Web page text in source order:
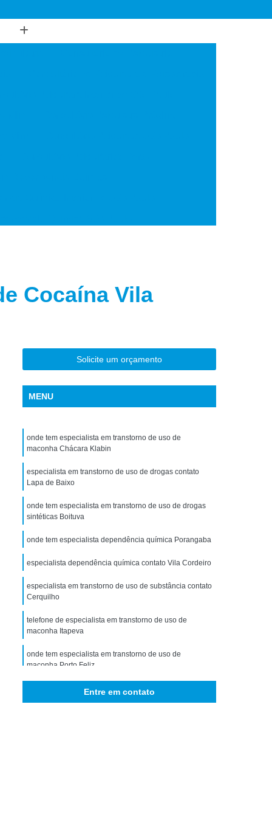
de Uso de Cocaína
de Uso de Ketamina
de Uso de Metanfetamina
de Uso de Substância
de Uso de êxtase
Tratamento de Ansiedade
Tratamento para Ansiedade e Depressão
Interior de São Paulo
Tratamento para Crise de Ansiedade
Transtorno de Ansiedade
de Ansiedade Generalizada
para Ansiedade
em Dependência
em Dependência de Drogas
em Dependência de álcool
Psiquiátrica
em Dependência
em Dependência de Drogas
em Dependência Drogas Sintéticas
Cocaína Vila
Solicite um orçamento
MENU
onde tem especialista em transtorno de uso de
maconha Chácara Klabin
especialista em transtorno de uso de drogas contato
Lapa de Baixo
onde tem especialista em transtorno de uso de drogas
sintéticas Boituva
onde tem especialista dependência química Porangaba
especialista dependência química contato Vila Cordeiro
especialista em transtorno de uso de substância contato
Cerquilho
telefone de especialista em transtorno de uso de
maconha Itapeva
onde tem especialista em transtorno de uso de
maconha Porto Feliz
onde tem especialista em transtorno de uso de
Entre em contato